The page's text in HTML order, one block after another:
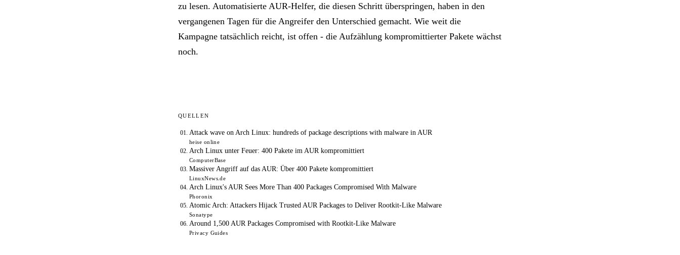
zu lesen. Automatisierte AUR-Helfer, die diesen Schritt überspringen, haben in den
vergangenen Tagen für die Angreifer den Unterschied gemacht. Wie weit die
Kampagne tatsächlich reicht, ist offen - die Aufzählung kompromittierter Pakete wächst
noch.
QUELLEN
Attack wave on Arch Linux: hundreds of package descriptions with malware in AUR
heise online
Arch Linux unter Feuer: 400 Pakete im AUR kompromittiert
ComputerBase
Massiver Angriff auf das AUR: Über 400 Pakete kompromittiert
LinuxNews.de
Arch Linux's AUR Sees More Than 400 Packages Compromised With Malware
Phoronix
Atomic Arch: Attackers Hijack Trusted AUR Packages to Deliver Rootkit-Like Malware
Sonatype
Around 1,500 AUR Packages Compromised with Rootkit-Like Malware
Privacy Guides